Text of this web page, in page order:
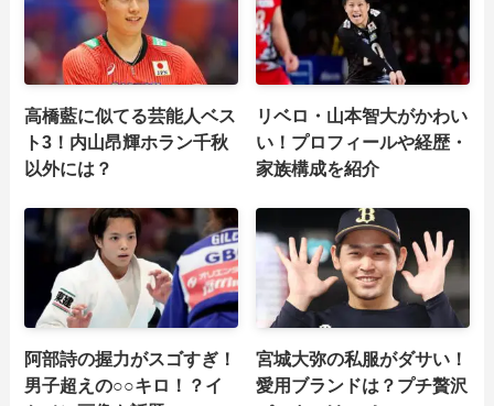
高橋藍に似てる芸能人ベス
ト3！内山昂輝ホラン千秋
以外には？
リベロ・山本智大がかわい
い！プロフィールや経歴・
家族構成を紹介
阿部詩の握力がスゴすぎ！
男子超えの○○キロ！？イ
宮城大弥の私服がダサい！
愛用ブランドは？プチ贅沢